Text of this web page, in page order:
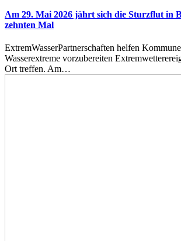
Am 29. Mai 2026 jährt sich die Sturzflut in
zehnten Mal
ExtremWasserPartnerschaften helfen
Wasserextreme vorzubereiten
Ort treffen. Am…